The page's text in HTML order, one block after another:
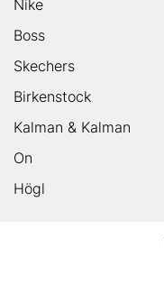
Nike
Boss
Skechers
Birkenstock
Kalman & Kalman
On
Högl